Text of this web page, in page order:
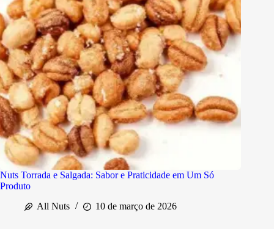
Nuts Torrada e Salgada: Sabor e Praticidade em Um Só
Produto
All Nuts
10 de março de 2026